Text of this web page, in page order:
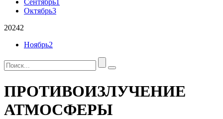
Сентябрь1
Октябрь3
20242
Ноябрь2
ПРОТИВОИЗЛУЧЕНИЕ
АТМОСФЕРЫ